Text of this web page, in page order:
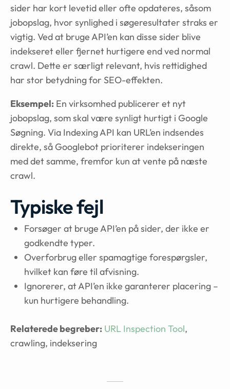
sider har kort levetid eller ofte opdateres, såsom
jobopslag, hvor synlighed i søgeresultater straks er
vigtig. Ved at bruge API’en kan disse sider blive
indekseret eller fjernet hurtigere end ved normal
crawl. Dette er særligt relevant, hvis rettidighed
har stor betydning for SEO-effekten.
Eksempel: En virksomhed publicerer et nyt
jobopslag, som skal være synligt hurtigt i Google
Søgning. Via Indexing API kan URL’en indsendes
direkte, så Googlebot prioriterer indekseringen
med det samme, fremfor kun at vente på næste
crawl.
Typiske fejl
Forsøger at bruge API’en på sider, der ikke er
godkendte typer.
Overforbrug eller spamagtige forespørgsler,
hvilket kan føre til afvisning.
Ignorerer, at API’en ikke garanterer placering –
kun hurtigere behandling.
Relaterede begreber: URL Inspection Tool,
crawling, indeksering